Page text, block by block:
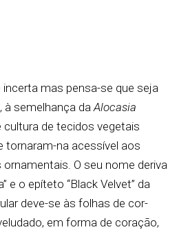
mas pensa-se que seja
à semelhança daAlocasia
cultura de tecidos vegetais
tornaram-na acessível aos
O seu nome deriva
e o epíteto “Black Velvet” da
deve-se às folhas de cor-
em forma de coração,